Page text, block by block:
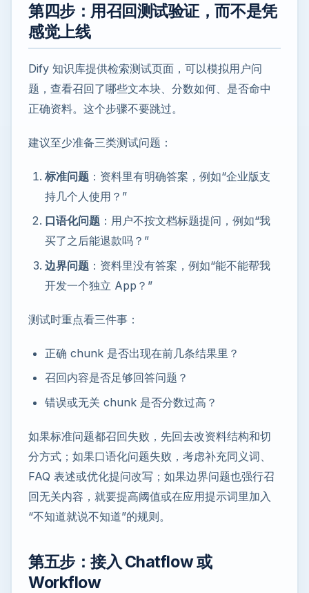
第四步：用召回测试验证，而不是凭
感觉上线
Dify 知识库提供检索测试页面，可以模拟用户问
题，查看召回了哪些文本块、分数如何、是否命中
正确资料。这个步骤不要跳过。
建议至少准备三类测试问题：
标准问题 ：资料里有明确答案，例如“企业版支
持几个人使用？”
口语化问题 ：用户不按文档标题提问，例如“我
买了之后能退款吗？”
边界问题 ：资料里没有答案，例如“能不能帮我
开发一个独立 App？”
测试时重点看三件事：
正确 chunk 是否出现在前几条结果里？
召回内容是否足够回答问题？
错误或无关 chunk 是否分数过高？
如果标准问题都召回失败，先回去改资料结构和切
分方式；如果口语化问题失败，考虑补充同义词、
FAQ 表述或优化提问改写；如果边界问题也强行召
回无关内容，就要提高阈值或在应用提示词里加入
“不知道就说不知道”的规则。
第五步：接入 Chatflow 或
Workflow